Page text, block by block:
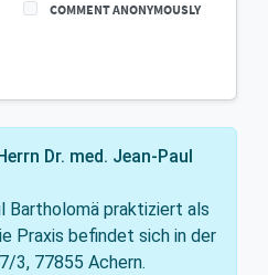
COMMENT ANONYMOUSLY
Dr. med. Jean-Paul
Bartholomä praktiziert als
Praxis befindet sich in der
3, 77855 Achern.